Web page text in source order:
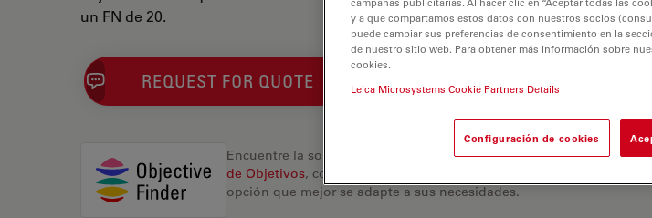
un FN de 20.
REQUEST FOR QUOTE
Encuentre la solución ideal. Explore nuestroBuscador
de Objetivos, compare alternativas y encuentre la
opción que mejor se adapte a sus necesidades.
y a que compartamos estos datos con nuestros socios
puede cambiar sus preferencias de consentimiento en la
de nuestro sitio web. Para obtener más información sobre
cookies.
Leica Microsystems Cookie Partners Details
Configuración de cookies